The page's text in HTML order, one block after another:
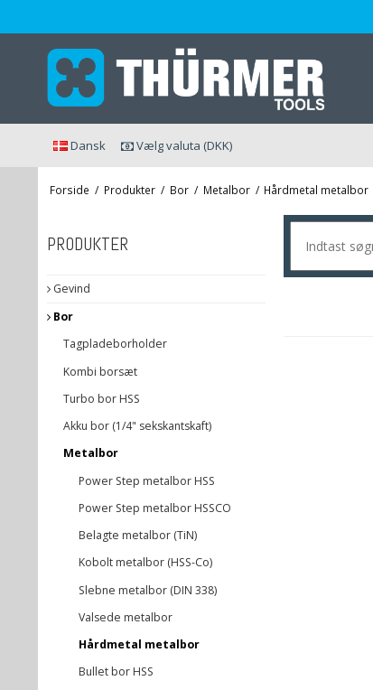
Dansk Vælg valuta (DKK)
Forside / Produkter / Bor / Metalbor / Hårdmetal metalbor
PRODUKTER
Gevind
Bor
Tagpladeborholder
Kombi borsæt
Turbo bor HSS
Akku bor (1/4" sekskantskaft)
Metalbor
Power Step metalbor HSS
Power Step metalbor HSSCO
Belagte metalbor (TiN)
Kobolt metalbor (HSS-Co)
Slebne metalbor (DIN 338)
Valsede metalbor
Hårdmetal metalbor
Bullet bor HSS